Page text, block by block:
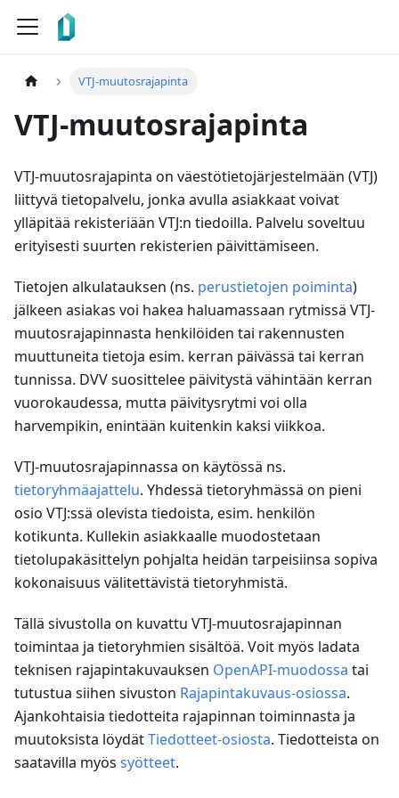
VTJ-muutosrajapinta
VTJ-muutosrajapinta
VTJ-muutosrajapinta on väestötietojärjestelmään (VTJ)
liittyvä tietopalvelu, jonka avulla asiakkaat voivat
ylläpitää rekisteriään VTJ:n tiedoilla. Palvelu soveltuu
erityisesti suurten rekisterien päivittämiseen.
Tietojen alkulatauksen (ns. perustietojen poiminta)
jälkeen asiakas voi hakea haluamassaan rytmissä VTJ-
muutosrajapinnasta henkilöiden tai rakennusten
muuttuneita tietoja esim. kerran päivässä tai kerran
tunnissa. DVV suosittelee päivitystä vähintään kerran
vuorokaudessa, mutta päivitysrytmi voi olla
harvempikin, enintään kuitenkin kaksi viikkoa.
VTJ-muutosrajapinnassa on käytössä ns.
tietoryhmäajattelu. Yhdessä tietoryhmässä on pieni
osio VTJ:ssä olevista tiedoista, esim. henkilön
kotikunta. Kullekin asiakkaalle muodostetaan
tietolupakäsittelyn pohjalta heidän tarpeisiinsa sopiva
kokonaisuus välitettävistä tietoryhmistä.
Tällä sivustolla on kuvattu VTJ-muutosrajapinnan
toimintaa ja tietoryhmien sisältöä. Voit myös ladata
teknisen rajapintakuvauksen OpenAPI-muodossa tai
tutustua siihen sivuston Rajapintakuvaus-osiossa.
Ajankohtaisia tiedotteita rajapinnan toiminnasta ja
muutoksista löydätTiedotteet-osiosta. Tiedotteista on
saatavilla myös syötteet.